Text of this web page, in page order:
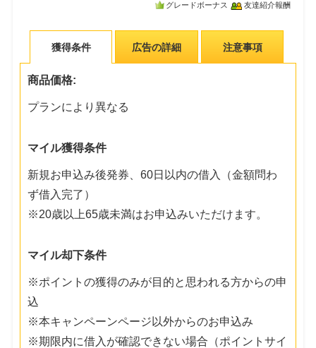
グレードボーナス 友達紹介報酬
獲得条件 広告の詳細 注意事項
商品価格:
プランにより異なる
マイル獲得条件
新規お申込み後発券、60日以内の借入（金額問わ
ず借入完了）
※20歳以上65歳未満はお申込みいただけます。
マイル却下条件
※ポイントの獲得のみが目的と思われる方からの申
込
※本キャンペーンページ以外からのお申込み
※期限内に借入が確認できない場合（ポイントサイ